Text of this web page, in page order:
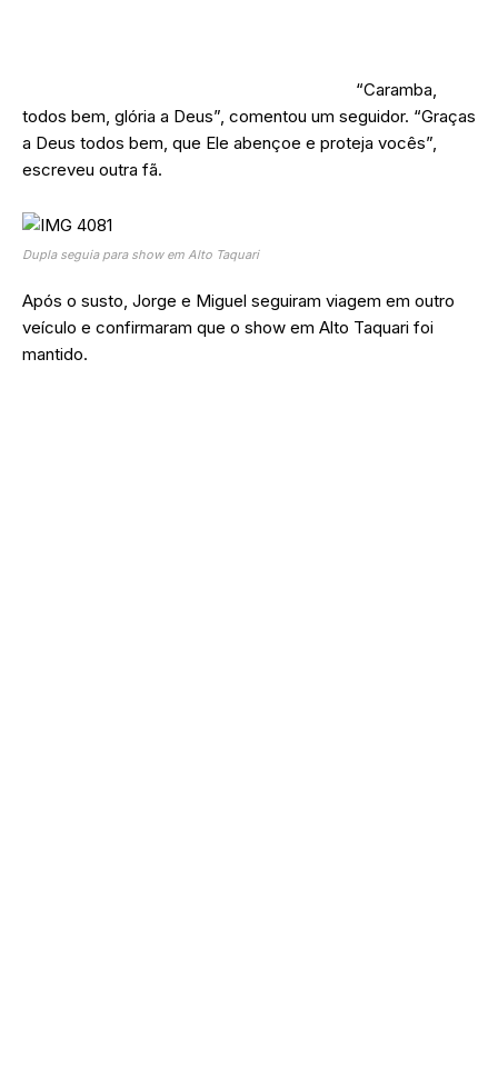
“Caramba,
todos bem, glória a Deus”, comentou um seguidor. “Graças
a Deus todos bem, que Ele abençoe e proteja vocês”,
escreveu outra fã.
Dupla seguia para show em Alto Taquari
Após o susto, Jorge e Miguel seguiram viagem em outro
veículo e confirmaram que o show em Alto Taquari foi
mantido.